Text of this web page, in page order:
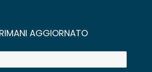
RIMANI AGGIORNATO